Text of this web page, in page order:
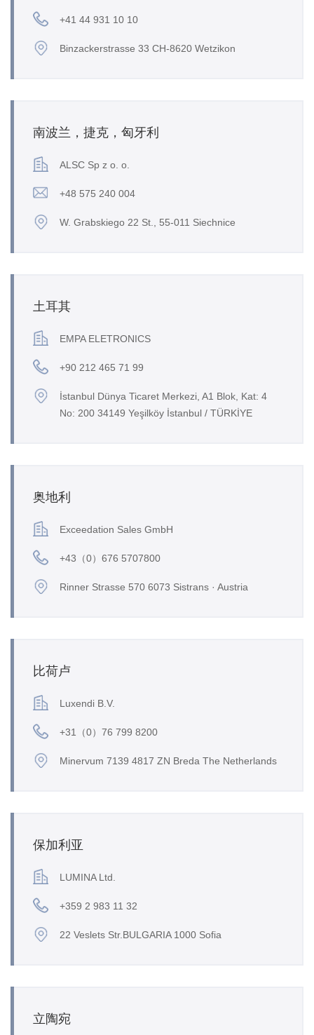
+41 44 931 10 10
Binzackerstrasse 33 CH-8620 Wetzikon
南波兰，捷克，匈牙利
ALSC Sp z o. o.
+48 575 240 004
W. Grabskiego 22 St., 55-011 Siechnice
土耳其
EMPA ELETRONICS
+90 212 465 71 99
İstanbul Dünya Ticaret Merkezi, A1 Blok, Kat: 4
No: 200 34149 Yeşilköy İstanbul / TÜRKİYE
奥地利
Exceedation Sales GmbH
+43（0）676 5707800
Rinner Strasse 570 6073 Sistrans · Austria
比荷卢
Luxendi B.V.
+31（0）76 799 8200
Minervum 7139 4817 ZN Breda The Netherlands
保加利亚
LUMINA Ltd.
+359 2 983 11 32
22 Veslets Str.BULGARIA 1000 Sofia
立陶宛